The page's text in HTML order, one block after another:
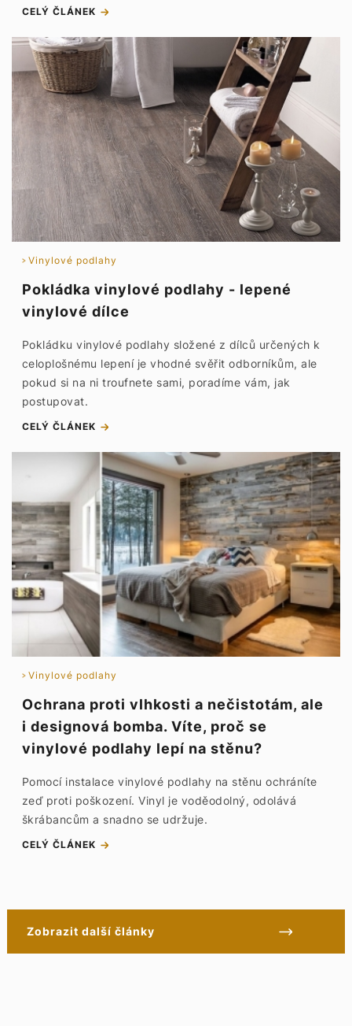
CELÝ ČLÁNEK
Vinylové podlahy
Pokládka vinylové podlahy - lepené
vinylové dílce
Pokládku vinylové podlahy složené z dílců určených k
celoplošnému lepení je vhodné svěřit odborníkům, ale
pokud si na ni troufnete sami, poradíme vám, jak
postupovat.
CELÝ ČLÁNEK
Vinylové podlahy
Ochrana proti vlhkosti a nečistotám, ale
i designová bomba. Víte, proč se
vinylové podlahy lepí na stěnu?
Pomocí instalace vinylové podlahy na stěnu ochráníte
zeď proti poškození. Vinyl je voděodolný, odolává
škrábancům a snadno se udržuje.
CELÝ ČLÁNEK
Zobrazit další články